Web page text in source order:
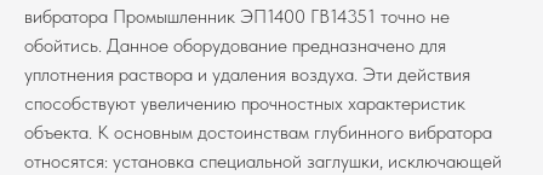
вибратора Промышленник ЭП1400 ГВ14351 точно не
обойтись. Данное оборудование предназначено для
уплотнения раствора и удаления воздуха. Эти действия
способствуют увеличению прочностных характеристик
объекта. К основным достоинствам глубинного вибратора
относятся: установка специальной заглушки, исключающей